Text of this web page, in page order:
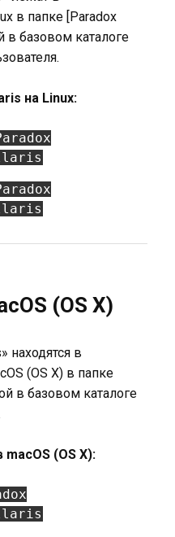
в папке [Paradox
в базовом каталоге
на Linux:
(OS X)
находятся в
(OS X) в папке
в базовом каталоге
(OS X):